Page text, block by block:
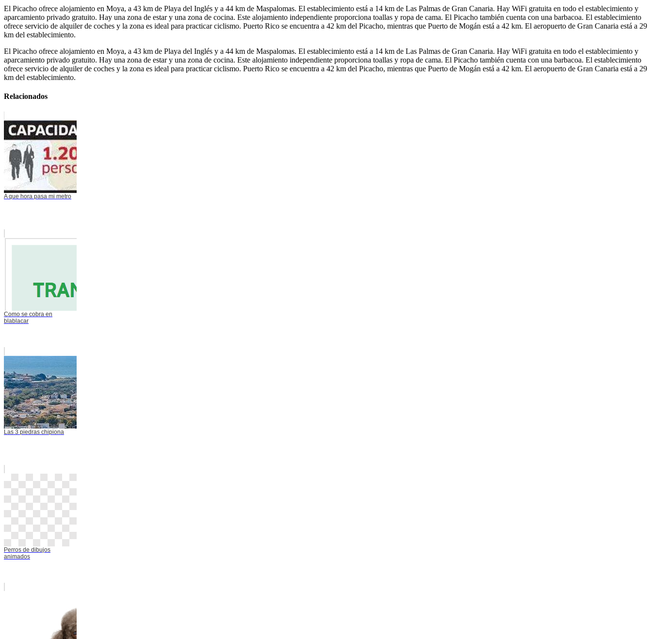
El Picacho ofrece alojamiento en Moya, a 43 km de Playa del Inglés y a 44 km de Maspalomas. El establecimiento está a 14 km de Las Palmas de Gran Canaria. Hay WiFi gratuita en todo el establecimiento y
aparcamiento privado gratuito. Hay una zona de estar y una zona de cocina. Este alojamiento independiente proporciona toallas y ropa de cama. El Picacho también cuenta con una barbacoa. El establecimiento
ofrece servicio de alquiler de coches y la zona es ideal para practicar ciclismo. Puerto Rico se encuentra a 42 km del Picacho, mientras que Puerto de Mogán está a 42 km. El aeropuerto de Gran Canaria está a 29
km del establecimiento.
El Picacho ofrece alojamiento en Moya, a 43 km de Playa del Inglés y a 44 km de Maspalomas. El establecimiento está a 14 km de Las Palmas de Gran Canaria. Hay WiFi gratuita en todo el establecimiento y
aparcamiento privado gratuito. Hay una zona de estar y una zona de cocina. Este alojamiento independiente proporciona toallas y ropa de cama. El Picacho también cuenta con una barbacoa. El establecimiento
ofrece servicio de alquiler de coches y la zona es ideal para practicar ciclismo. Puerto Rico se encuentra a 42 km del Picacho, mientras que Puerto de Mogán está a 42 km. El aeropuerto de Gran Canaria está a 29
km del establecimiento.
Relacionados
A que hora pasa mi metro
Como se cobra en
blablacar
Las 3 piedras chipiona
Perros de dibujos
animados